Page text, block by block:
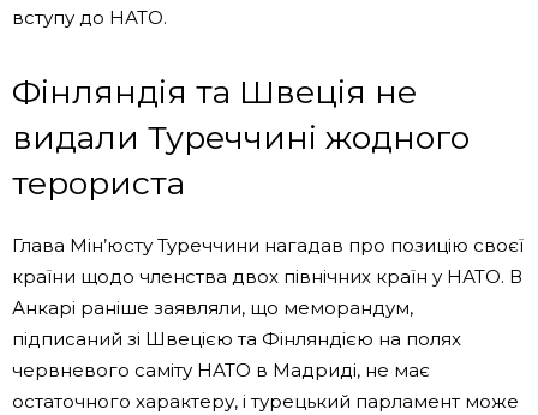
вступу до НАТО.
Фінляндія та Швеція не
видали Туреччині жодного
терориста
Глава Мін’юсту Туреччини нагадав про позицію своєї
країни щодо членства двох північних країн у НАТО. В
Анкарі раніше заявляли, що меморандум,
підписаний зі Швецією та Фінляндією на полях
червневого саміту НАТО в Мадриді, не має
остаточного характеру, і турецький парламент може